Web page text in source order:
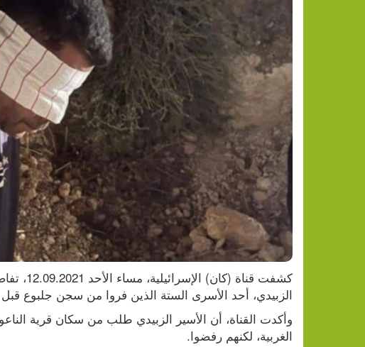
الزبيدي، أحد الأسرى الستة الذين فروا من سجن جلبوع
الغربية، لكنهم رفضوا.